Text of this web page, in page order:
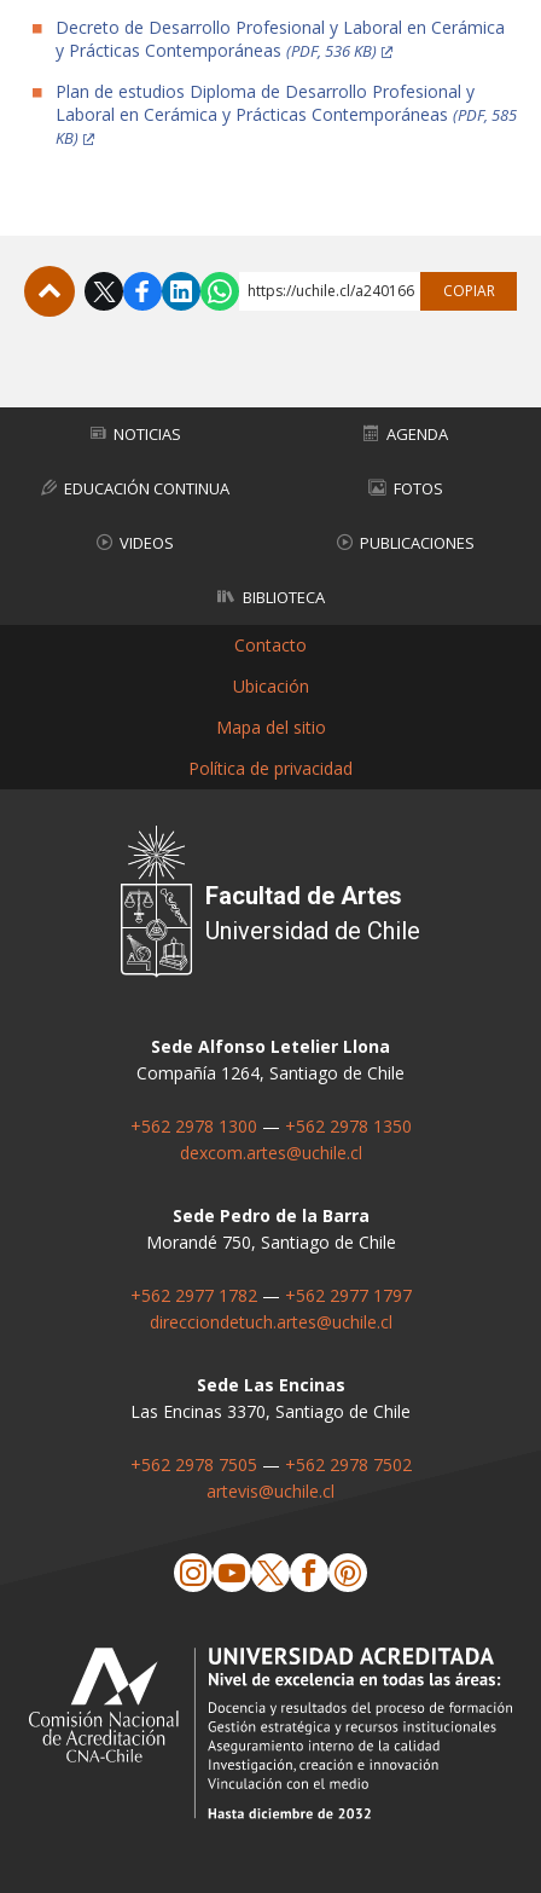
Decreto de Desarrollo Profesional y Laboral en Cerámica
y Prácticas Contemporáneas (PDF, 536 KB)
Plan de estudios Diploma de Desarrollo Profesional y
Laboral en Cerámica y Prácticas Contemporáneas (PDF, 585
KB)
https://uchile.cl/a240166 COPIAR
NOTICIAS AGENDA
EDUCACIÓN CONTINUA FOTOS
VIDEOS PUBLICACIONES
BIBLIOTECA
Contacto
Ubicación
Mapa del sitio
Política de privacidad
Facultad de Artes
Universidad de Chile
Sede Alfonso Letelier Llona
Compañía 1264, Santiago de Chile
+562 2978 1300 — +562 2978 1350
dexcom.artes@uchile.cl
Sede Pedro de la Barra
Morandé 750, Santiago de Chile
+562 2977 1782— +562 2977 1797
direcciondetuch.artes@uchile.cl
Sede Las Encinas
Las Encinas 3370, Santiago de Chile
+562 2978 7505 — +562 2978 7502
artevis@uchile.cl